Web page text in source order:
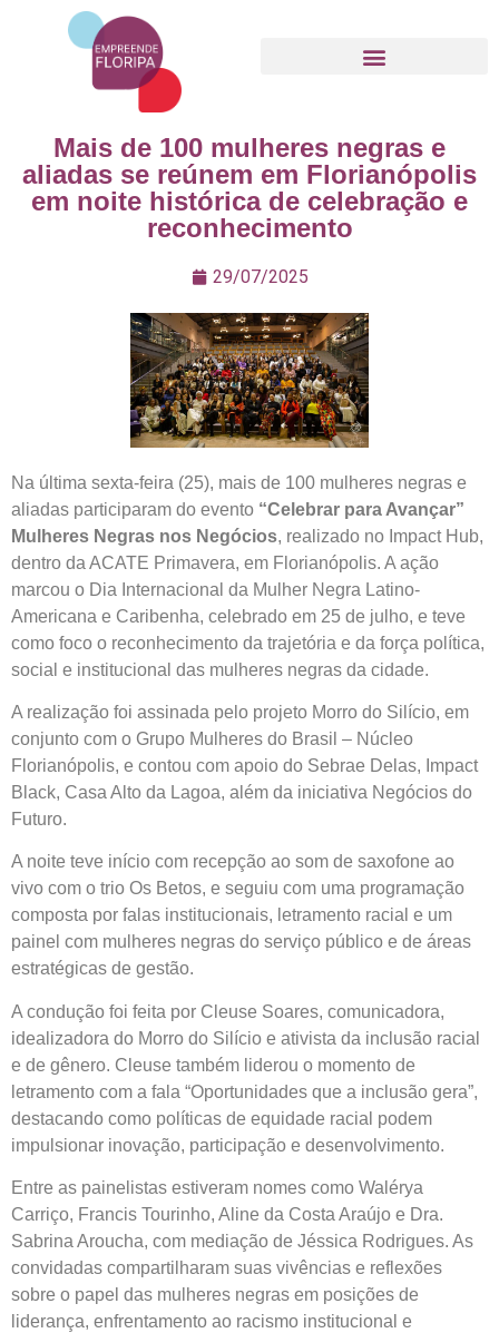
Mais de 100 mulheres negras e
aliadas se reúnem em Florianópolis
em noite histórica de celebração e
reconhecimento
29/07/2025
Na última sexta-feira (25), mais de 100 mulheres negras e
aliadas participaram do evento “Celebrar para Avançar”
Mulheres Negras nos Negócios, realizado no Impact Hub,
dentro da ACATE Primavera, em Florianópolis. A ação
marcou o Dia Internacional da Mulher Negra Latino-
Americana e Caribenha, celebrado em 25 de julho, e teve
como foco o reconhecimento da trajetória e da força política,
social e institucional das mulheres negras da cidade.
A realização foi assinada pelo projeto Morro do Silício, em
conjunto com o Grupo Mulheres do Brasil – Núcleo
Florianópolis, e contou com apoio do Sebrae Delas, Impact
Black, Casa Alto da Lagoa, além da iniciativa Negócios do
Futuro.
A noite teve início com recepção ao som de saxofone ao
vivo com o trio Os Betos, e seguiu com uma programação
composta por falas institucionais, letramento racial e um
painel com mulheres negras do serviço público e de áreas
estratégicas de gestão.
A condução foi feita por Cleuse Soares, comunicadora,
idealizadora do Morro do Silício e ativista da inclusão racial
e de gênero. Cleuse também liderou o momento de
letramento com a fala “Oportunidades que a inclusão gera”,
destacando como políticas de equidade racial podem
impulsionar inovação, participação e desenvolvimento.
Entre as painelistas estiveram nomes como Walérya
Carriço, Francis Tourinho, Aline da Costa Araújo e Dra.
Sabrina Aroucha, com mediação de Jéssica Rodrigues. As
convidadas compartilharam suas vivências e reflexões
sobre o papel das mulheres negras em posições de
liderança, enfrentamento ao racismo institucional e